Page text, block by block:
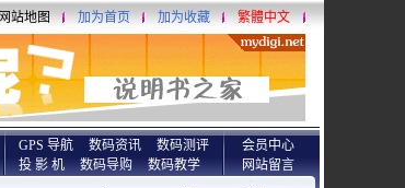
站地图 加为首页 加为收藏 繁體中文
GPS 导航 数码资讯
数码测评
投 影 机
数码导购 数码教学
会员中心
网站留言